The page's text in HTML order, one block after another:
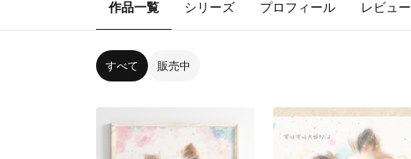
作品一覧 シリーズ プロフィール レビュー
すべて 販売中